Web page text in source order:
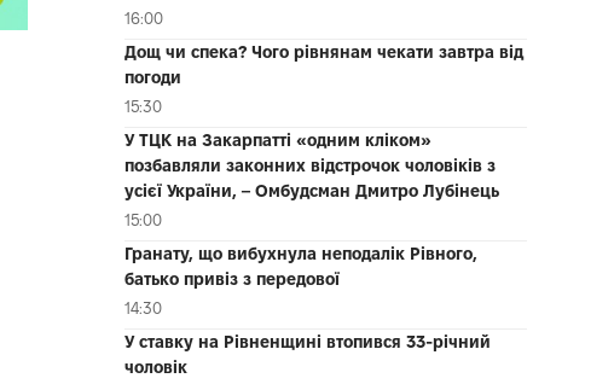
16:00
Дощ чи спека? Чого рівнянам чекати завтра від
погоди
15:30
У ТЦК на Закарпатті «одним кліком»
позбавляли законних відстрочок чоловіків з
усієї України, – Омбудсман Дмитро Лубінець
15:00
Гранату, що вибухнула неподалік Рівного,
батько привіз з передової
14:30
У ставку на Рівненщині втопився 33-річний
чоловік